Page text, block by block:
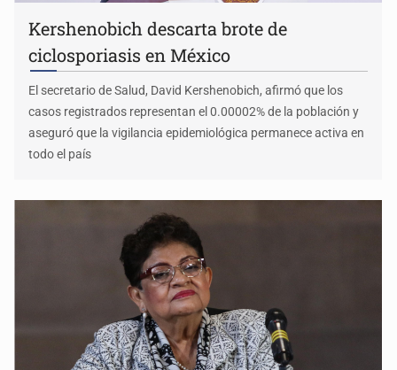
Kershenobich descarta brote de
ciclosporiasis en México
El secretario de Salud, David Kershenobich, afirmó que los
casos registrados representan el 0.00002% de la población y
aseguró que la vigilancia epidemiológica permanece activa en
todo el país